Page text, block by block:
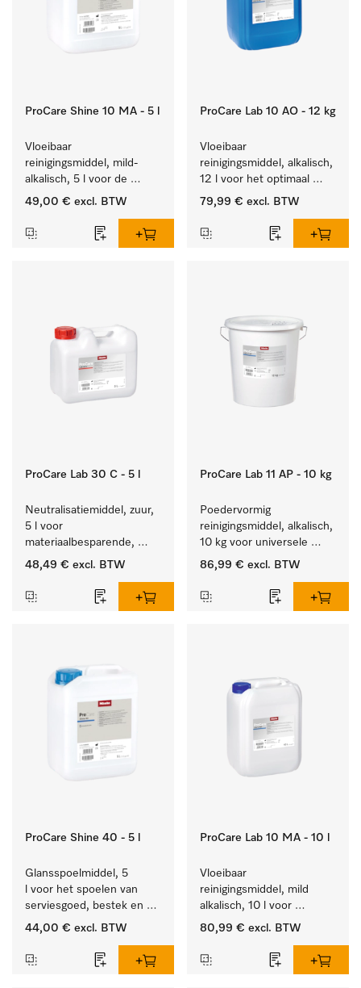
ProCare Shine 10 MA - 5 l
Vloeibaar
reinigingsmiddel, mild-
alkalisch, 5 l voor de
reiniging van lichte
bestek en glazen.
49,00 € excl. BTW
ProCare Lab 10 AO - 12 kg
Vloeibaar
reinigingsmiddel, alkalisch,
12 l voor het optimaal
behandelen van
79,99 € excl. BTW
ProCare Lab 30 C - 5 l
Neutralisatiemiddel, zuur,
5 l voor
materiaalbesparende,
machinale reiniging van
gerei.
48,49 € excl. BTW
ProCare Lab 11 AP - 10 kg
Poedervormig
reinigingsmiddel, alkalisch,
10 kg voor universele
machinale reiniging van
gerei.
86,99 € excl. BTW
ProCare Shine 40 - 5 l
Glansspoelmiddel, 5
l voor het spoelen van
serviesgoed, bestek en
ideaal voor glazen.
44,00 € excl. BTW
ProCare Lab 10 MA - 10 l
Vloeibaar
reinigingsmiddel, mild
alkalisch, 10 l voor
materiaalbesparende,
laboratoriumglasw. en -
80,99 € excl. BTW